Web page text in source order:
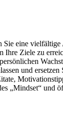
eine
Ihre Ziele zu
und ersetzen
„Mindset“ und